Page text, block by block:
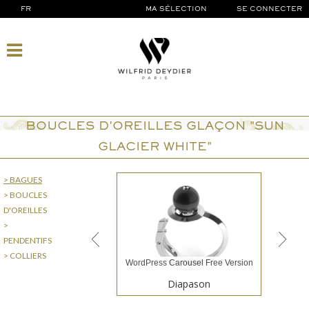
FR MA SÉLECTION SE CONNECTER
BOUCLES D'OREILLES GLAÇON "SUN
GLACIER WHITE"
> BAGUES
> BOUCLES
D'OREILLES
>
PENDENTIFS
> COLLIERS
WordPress Carousel Free Version
Diapason